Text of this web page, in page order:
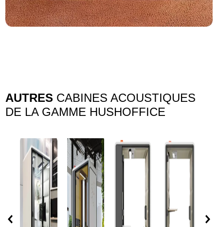
AUTRES CABINES ACOUSTIQUES
DE LA GAMME HUSHOFFICE